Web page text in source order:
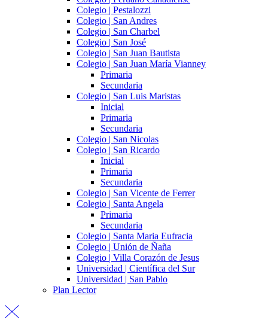
Colegio | Pestalozzi
Colegio | San Andres
Colegio | San Charbel
Colegio | San José
Colegio | San Juan Bautista
Colegio | San Juan María Vianney
Primaria
Secundaria
Colegio | San Luis Maristas
Inicial
Primaria
Secundaria
Colegio | San Nicolas
Colegio | San Ricardo
Inicial
Primaria
Secundaria
Colegio | San Vicente de Ferrer
Colegio | Santa Angela
Primaria
Secundaria
Colegio | Santa Maria Eufracia
Colegio | Unión de Ñaña
Colegio | Villa Corazón de Jesus
Universidad | Científica del Sur
Universidad | San Pablo
Plan Lector